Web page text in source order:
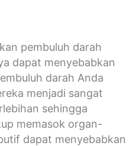
pembuluh darah
dapat menyebabkan
darah Anda
menjadi sangat
sehingga
memasok organ-
dapat menyebabkan